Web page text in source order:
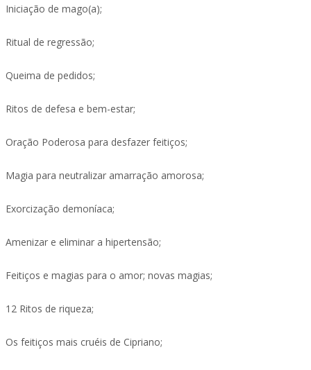
Iniciação de mago(a);
Ritual de regressão;
Queima de pedidos;
Ritos de defesa e bem-estar;
Oração Poderosa para desfazer feitiços;
Magia para neutralizar amarração amorosa;
Exorcização demoníaca;
Amenizar e eliminar a hipertensão;
Feitiços e magias para o amor; novas magias;
12 Ritos de riqueza;
Os feitiços mais cruéis de Cipriano;